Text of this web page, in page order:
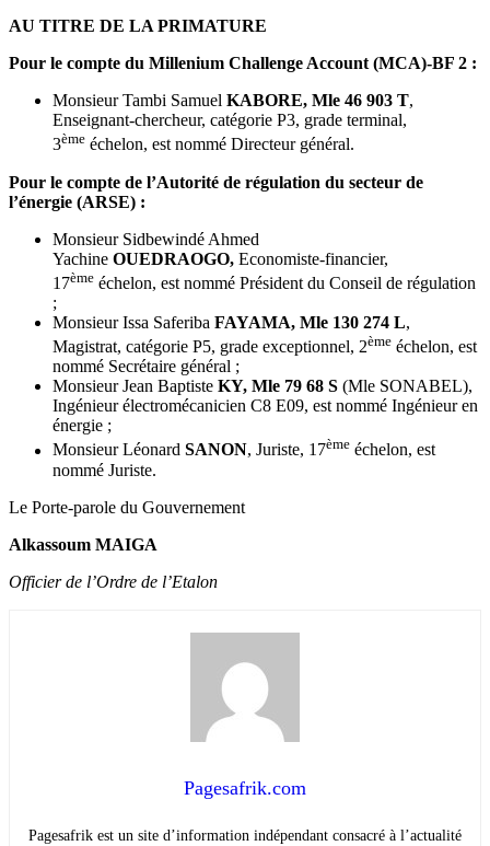
AU TITRE DE LA PRIMATURE
Pour le compte du Millenium Challenge Account (MCA)-BF 2 :
Monsieur Tambi Samuel KABORE, Mle 46 903 T,
Enseignant-chercheur, catégorie P3, grade terminal,
3ème échelon, est nommé Directeur général.
Pour le compte de l’Autorité de régulation du secteur de
l’énergie (ARSE) :
Monsieur Sidbewindé Ahmed
Yachine OUEDRAOGO, Economiste-financier,
17ème échelon, est nommé Président du Conseil de régulation
;
Monsieur Issa Saferiba FAYAMA, Mle 130 274 L,
Magistrat, catégorie P5, grade exceptionnel, 2ème échelon, est
nommé Secrétaire général ;
Monsieur Jean Baptiste KY, Mle 79 68 S (Mle SONABEL),
Ingénieur électromécanicien C8 E09, est nommé Ingénieur en
énergie ;
Monsieur Léonard SANON, Juriste, 17ème échelon, est
nommé Juriste.
Le Porte-parole du Gouvernement
Alkassoum MAIGA
Officier de l’Ordre de l’Etalon
Pagesafrik.com
Pagesafrik est un site d’information indépendant consacré à l’actualité